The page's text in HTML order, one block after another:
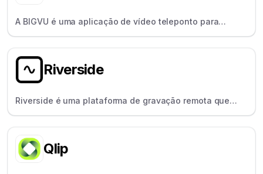
A BIGVU é uma aplicação de vídeo teleponto para
treinadores e educadores, equipada com
Riverside
Riverside é uma plataforma de gravação remota que
fornece áudio/vídeo local e nítido, perfeita para
Qlip